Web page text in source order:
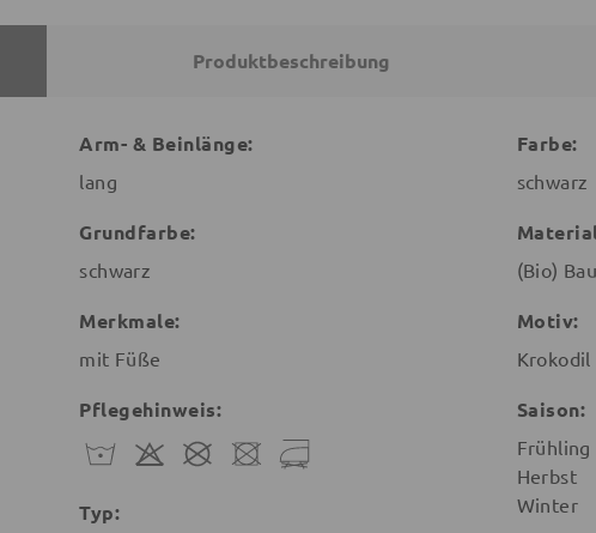
Produktbeschreibung
Arm- & Beinlänge:
lang
Grundfarbe:
schwarz
Merkmale:
mit Füße
Pflegehinweis:
Typ:
Farbe:
schwarz
(Bio)
Motiv:
Krokodil
Saison:
Frühling
Herbst
Winter